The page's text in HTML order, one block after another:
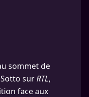
sommet de
surRTL,
face aux